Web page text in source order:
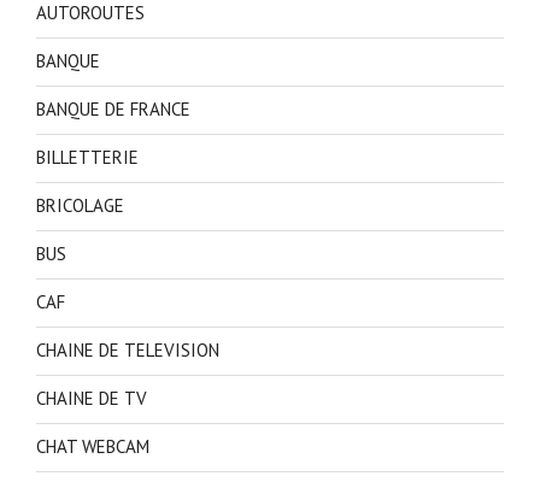
AUTOROUTES
BANQUE
BANQUE DE FRANCE
BILLETTERIE
BRICOLAGE
BUS
CAF
CHAINE DE TELEVISION
CHAINE DE TV
CHAT WEBCAM